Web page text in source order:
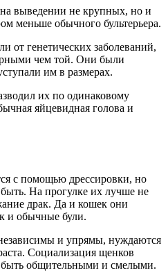
выведении не крупных, но и
меньше обычного бультерьера.
от генетических заболеваний,
чем той. Они были
им в размерах.
их по одинаковому
яйцевидная голова и
с помощью дрессировки, но
На прогулке их лучше не
драк. Да и кошек они
и обычные були.
и упрямы, нуждаются
Социализация щенков
быть общительными и смелыми.